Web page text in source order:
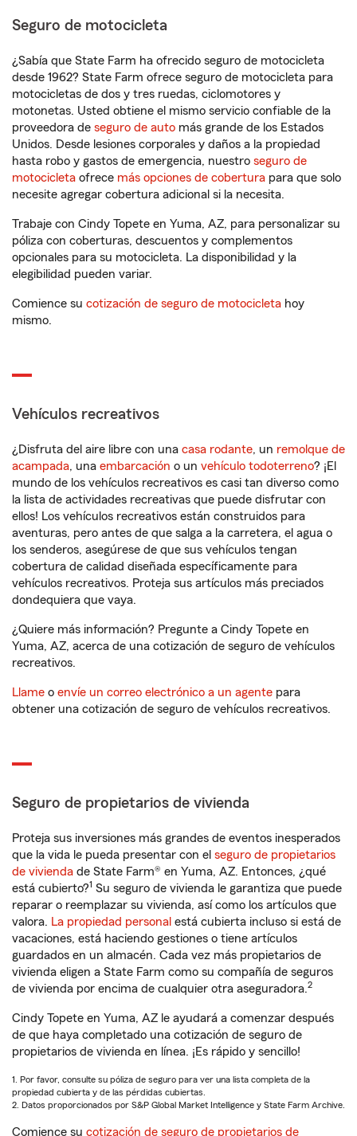
Seguro de motocicleta
¿Sabía que State Farm ha ofrecido seguro de motocicleta
desde 1962? State Farm ofrece seguro de motocicleta para
motocicletas de dos y tres ruedas, ciclomotores y
motonetas. Usted obtiene el mismo servicio confiable de la
proveedora de seguro de auto más grande de los Estados
Unidos. Desde lesiones corporales y daños a la propiedad
hasta robo y gastos de emergencia, nuestro seguro de
motocicleta ofrece más opciones de cobertura para que solo
necesite agregar cobertura adicional si la necesita.
Trabaje con Cindy Topete en Yuma, AZ, para personalizar su
póliza con coberturas, descuentos y complementos
opcionales para su motocicleta. La disponibilidad y la
elegibilidad pueden variar.
Comience su cotización de seguro de motocicleta hoy
mismo.
Vehículos recreativos
¿Disfruta del aire libre con una casa rodante, un remolque de
acampada, una embarcación o un vehículo todoterreno? ¡El
mundo de los vehículos recreativos es casi tan diverso como
la lista de actividades recreativas que puede disfrutar con
ellos! Los vehículos recreativos están construidos para
aventuras, pero antes de que salga a la carretera, el agua o
los senderos, asegúrese de que sus vehículos tengan
cobertura de calidad diseñada específicamente para
vehículos recreativos. Proteja sus artículos más preciados
dondequiera que vaya.
¿Quiere más información? Pregunte a Cindy Topete en
Yuma, AZ, acerca de una cotización de seguro de vehículos
recreativos.
Llame o envíe un correo electrónico a un agente para
obtener una cotización de seguro de vehículos recreativos.
Seguro de propietarios de vivienda
Proteja sus inversiones más grandes de eventos inesperados
que la vida le pueda presentar con el seguro de propietarios
de vivienda de State Farm® en Yuma, AZ. Entonces, ¿qué
está cubierto?1 Su seguro de vivienda le garantiza que puede
reparar o reemplazar su vivienda, así como los artículos que
valora. La propiedad personal está cubierta incluso si está de
vacaciones, está haciendo gestiones o tiene artículos
guardados en un almacén. Cada vez más propietarios de
vivienda eligen a State Farm como su compañía de seguros
de vivienda por encima de cualquier otra aseguradora.2
Cindy Topete en Yuma, AZ le ayudará a comenzar después
de que haya completado una cotización de seguro de
propietarios de vivienda en línea. ¡Es rápido y sencillo!
1. Por favor, consulte su póliza de seguro para ver una lista completa de la
propiedad cubierta y de las pérdidas cubiertas.
2. Datos proporcionados por S&P Global Market Intelligence y State Farm Archive.
Comience su cotización de seguro de propietarios de